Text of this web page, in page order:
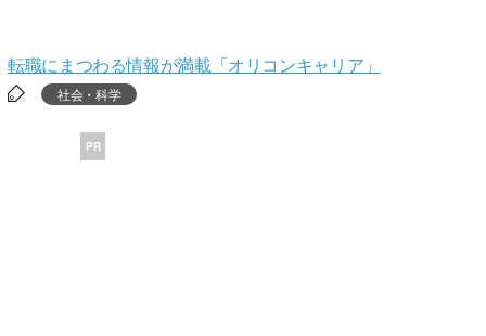
転職にまつわる情報が満載「オリコンキャリア」
社会・科学
PR